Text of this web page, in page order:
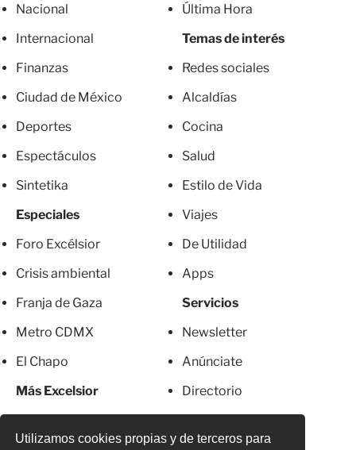
Utilizamos cookies propias y de terceros para
Nacional
Internacional
Finanzas
Ciudad de México
Deportes
Espectáculos
Sintetika
Especiales
Foro Excélsior
Crisis ambiental
Franja de Gaza
Metro CDMX
El Chapo
Más Excelsior
Última Hora
Temas de interés
Redes sociales
Alcaldías
Cocina
Salud
Estilo de Vida
Viajes
De Utilidad
Apps
Servicios
Newsletter
Anúnciate
Directorio